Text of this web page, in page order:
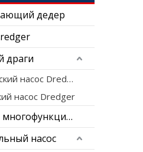
дедер
драги
Гидравлический насос Dredger
насос Dredger
Амфибийный многофункциональный Dredger
насос